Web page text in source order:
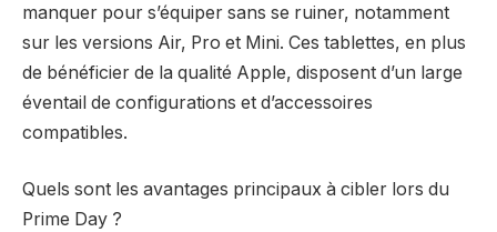
manquer pour s’équiper sans se ruiner, notamment
sur les versions Air, Pro et Mini. Ces tablettes, en plus
de bénéficier de la qualité Apple, disposent d’un large
éventail de configurations et d’accessoires
compatibles.
Quels sont les avantages principaux à cibler lors du
Prime Day ?